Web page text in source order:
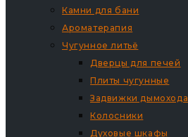
Камни для бани
Ароматерапия
Чугунное литьё
Дверцы для печей
Плиты чугунные
Задвижки дымохода
Колосники
Духовые шкафы